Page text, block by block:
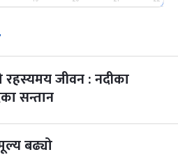
७ महिना बाँकी
रहस्यमय जीवन : नदीका
सन्तान
बढ्यो